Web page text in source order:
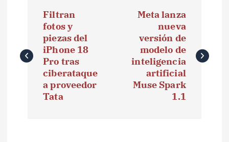
v
e
Filtran
fotos y
piezas del
iPhone 18
Pro tras
ciberataque
a proveedor
Tata
Meta lanza
nueva
versión de
modelo de
inteligencia
artificial
Muse Spark
1.1